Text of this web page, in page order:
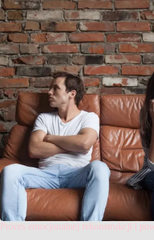
Proces emocjonalnej rekonstrukcji i